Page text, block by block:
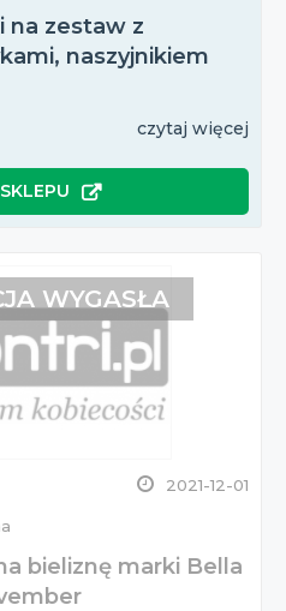
na zestaw z
naszyjnikiem
czytaj więcej
2021-12-01
bieliznę marki Bella
WYGASŁA